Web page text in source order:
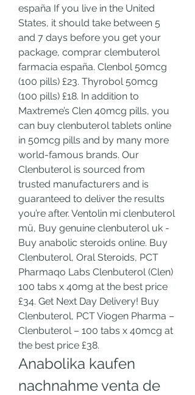
españa If you live in the United
States, it should take between 5
and 7 days before you get your
package, comprar clembuterol
farmacia españa. Clenbol 50mcg
(100 pills) £23. Thyrobol 50mcg
(100 pills) £18. In addition to
Maxtreme’s Clen 40mcg pills, you
can buy clenbuterol tablets online
in 50mcg pills and by many more
world-famous brands. Our
Clenbuterol is sourced from
trusted manufacturers and is
guaranteed to deliver the results
you’re after. Ventolin mi clenbuterol
mü, Buy genuine clenbuterol uk -
Buy anabolic steroids online. Buy
Clenbuterol, Oral Steroids, PCT
Pharmaqo Labs Clenbuterol (Clen)
100 tabs x 40mg at the best price
£34. Get Next Day Delivery! Buy
Clenbuterol, PCT Viogen Pharma –
Clenbuterol – 100 tabs x 40mcg at
the best price £38.
Anabolika kaufen
nachnahme venta de